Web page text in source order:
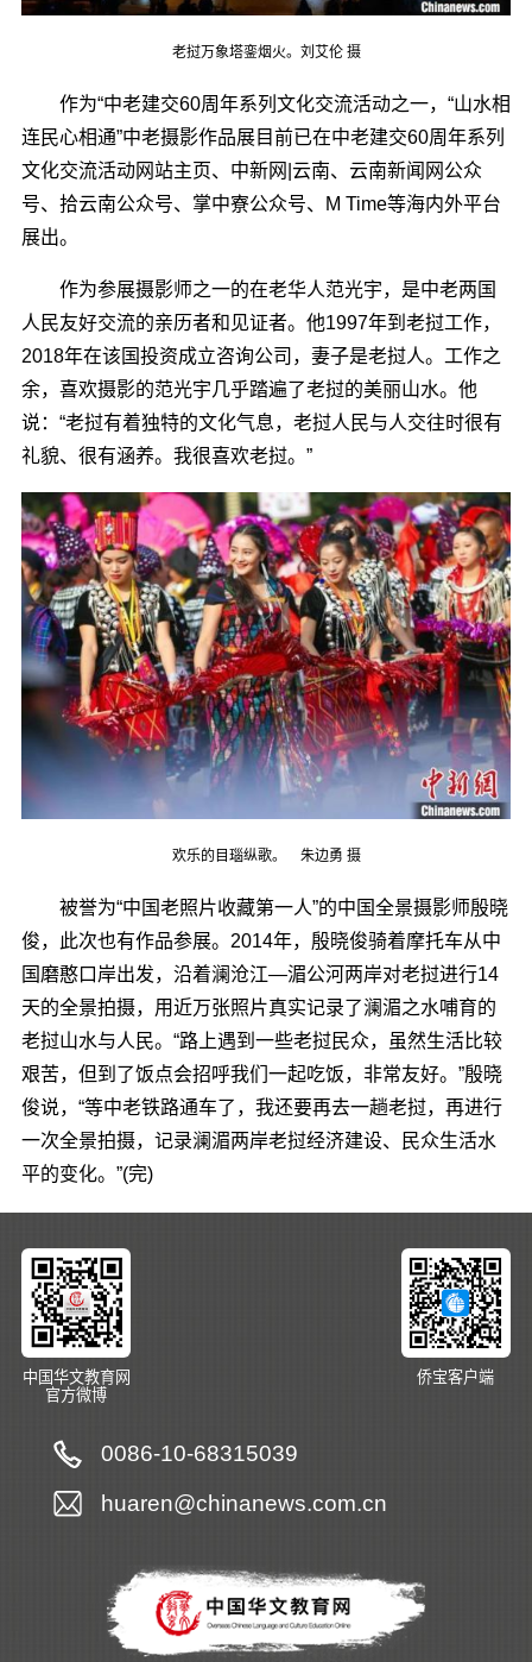
老挝万象塔銮烟火。刘艾伦 摄
作为“中老建交60周年系列文化交流活动之一，“山水相
连民心相通”中老摄影作品展目前已在中老建交60周年系列
文化交流活动网站主页、中新网|云南、云南新闻网公众
号、拾云南公众号、掌中寮公众号、M Time等海内外平台
展出。
作为参展摄影师之一的在老华人范光宇，是中老两国
人民友好交流的亲历者和见证者。他1997年到老挝工作，
2018年在该国投资成立咨询公司，妻子是老挝人。工作之
余，喜欢摄影的范光宇几乎踏遍了老挝的美丽山水。他
说：“老挝有着独特的文化气息，老挝人民与人交往时很有
礼貌、很有涵养。我很喜欢老挝。”
欢乐的目瑙纵歌。 朱边勇 摄
被誉为“中国老照片收藏第一人”的中国全景摄影师殷晓
俊，此次也有作品参展。2014年，殷晓俊骑着摩托车从中
国磨憨口岸出发，沿着澜沧江―湄公河两岸对老挝进行14
天的全景拍摄，用近万张照片真实记录了澜湄之水哺育的
老挝山水与人民。“路上遇到一些老挝民众，虽然生活比较
艰苦，但到了饭点会招呼我们一起吃饭，非常友好。”殷晓
俊说，“等中老铁路通车了，我还要再去一趟老挝，再进行
一次全景拍摄，记录澜湄两岸老挝经济建设、民众生活水
平的变化。”(完)
中国华文教育网
官方微博
侨宝客户端
0086-10-68315039
huaren@chinanews.com.cn